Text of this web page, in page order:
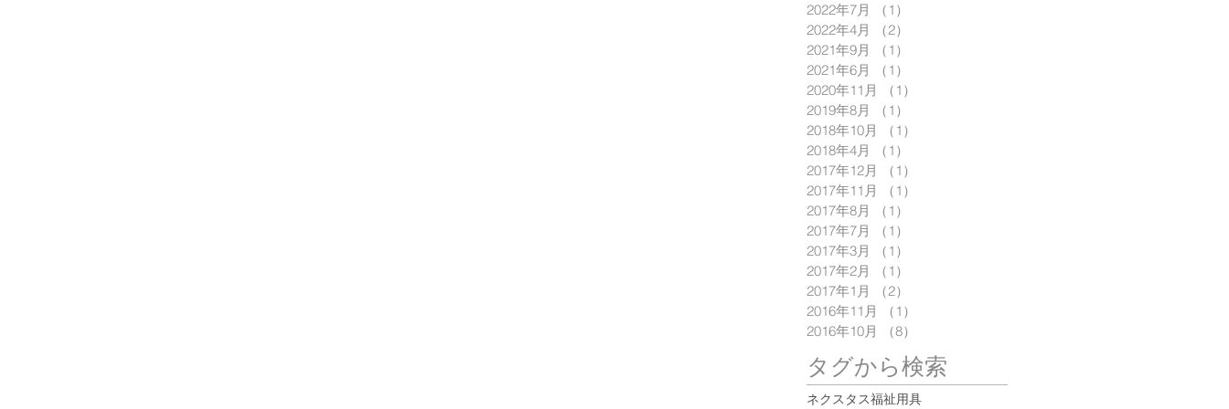
2022年7月
（1）
2022年4月
（2）
2021年9月
（1）
2021年6月
（1）
2020年11月
（1）
2019年8月
（1）
2018年10月
（1）
2018年4月
（1）
2017年12月
（1）
2017年11月
（1）
2017年8月
（1）
2017年7月
（1）
2017年3月
（1）
2017年2月
（1）
2017年1月
（2）
2016年11月
（1）
2016年10月
（8）
タグから検索
ネクスタス福祉用具